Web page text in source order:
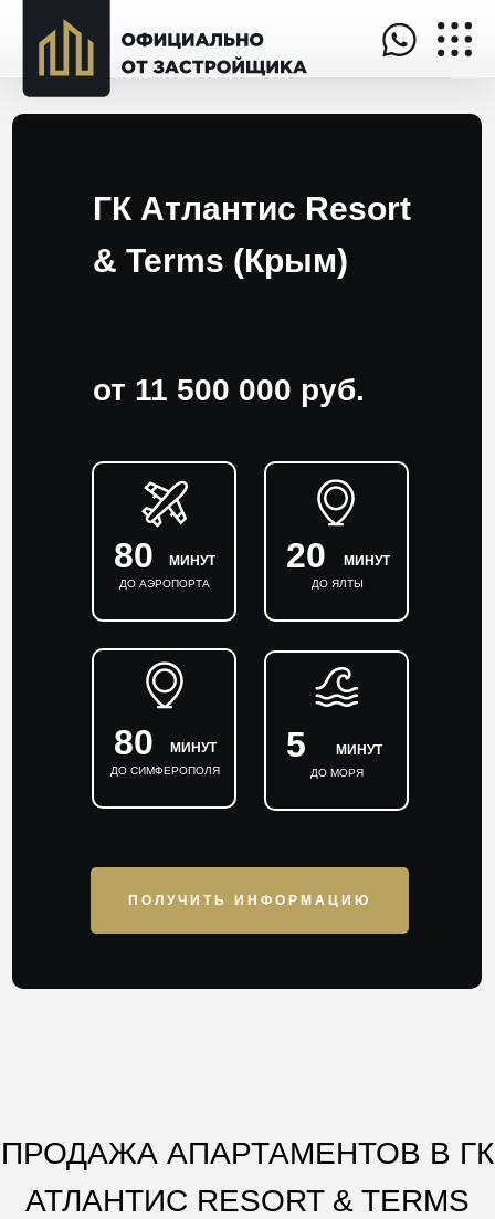
80 МИНУТ
ДО АЭРОПОРТА
ГК Атлантис Resort
& Terms (Крым)
5 МИНУТ
ДО МОРЯ
ПОЛУЧИТЬ ИНФОРМАЦИЮ
20 МИНУТ
ДО ЯЛТЫ
80 МИНУТ
ДО СИМФЕРОПОЛЯ
от 11 500 000 руб.
ПРОДАЖА АПАРТАМЕНТОВ В ГК
АТЛАНТИС RESORT & TERMS